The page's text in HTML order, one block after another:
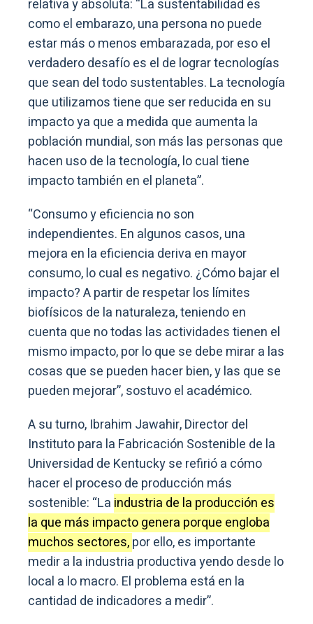
relativa y absoluta: “La sustentabilidad es
como el embarazo, una persona no puede
estar más o menos embarazada, por eso el
verdadero desafío es el de lograr tecnologías
que sean del todo sustentables. La tecnología
que utilizamos tiene que ser reducida en su
impacto ya que a medida que aumenta la
población mundial, son más las personas que
hacen uso de la tecnología, lo cual tiene
impacto también en el planeta”.
“Consumo y eficiencia no son
independientes. En algunos casos, una
mejora en la eficiencia deriva en mayor
consumo, lo cual es negativo. ¿Cómo bajar el
impacto? A partir de respetar los límites
biofísicos de la naturaleza, teniendo en
cuenta que no todas las actividades tienen el
mismo impacto, por lo que se debe mirar a las
cosas que se pueden hacer bien, y las que se
pueden mejorar”, sostuvo el académico.
A su turno, Ibrahim Jawahir, Director del
Instituto para la Fabricación Sostenible de la
Universidad de Kentucky se refirió a cómo
hacer el proceso de producción más
sostenible: “La industria de la producción es
la que más impacto genera porque engloba
muchos sectores,por ello, es importante
medir a la industria productiva yendo desde lo
local a lo macro. El problema está en la
cantidad de indicadores a medir”.